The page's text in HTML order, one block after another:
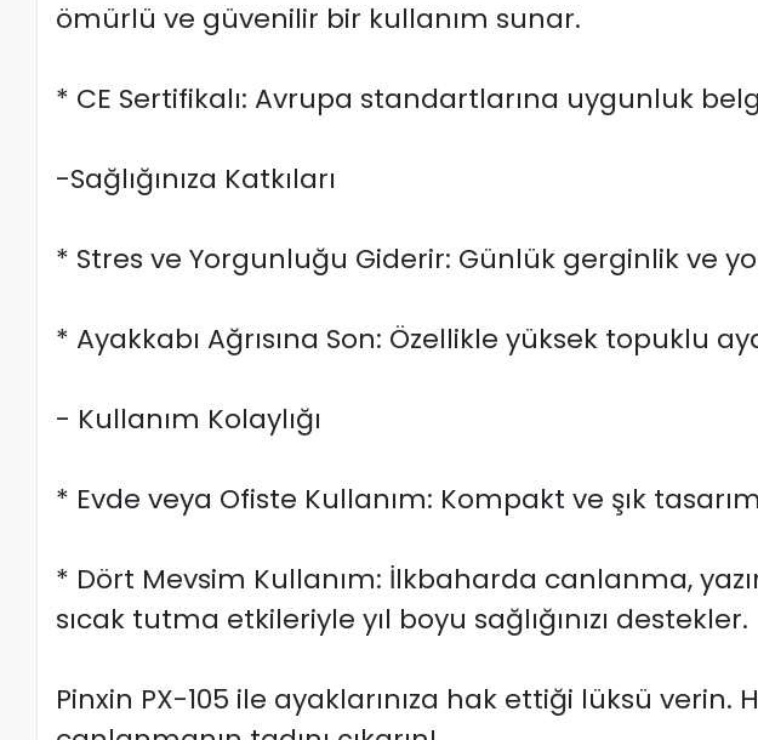
ömürlü ve güvenilir bir kullanım sunar.
* CE Sertifikalı: Avrupa standartlarına uygunluk
-Sağlığınıza Katkıları
* Stres ve Yorgunluğu Giderir: Günlük gerginlik ve
* Ayakkabı Ağrısına Son: Özellikle yüksek topuklu
- Kullanım Kolaylığı
* Evde veya Ofiste Kullanım: Kompakt ve şık
* Dört Mevsim Kullanım: İlkbaharda canlanma,
sıcak tutma etkileriyle yıl boyu sağlığınızı destekler.
Pinxin PX-105 ile ayaklarınıza hak ettiği lüksü